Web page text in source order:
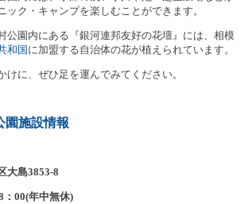
ック・キャンプを楽しむことができます。
公園内にある『銀河連邦友好の花壇』には、相模
和国 に加盟する自治体の花が植えられています。
けに、ぜひ足を運んでみてください。
園施設情報
大島3853-8
： 00(年中無休)